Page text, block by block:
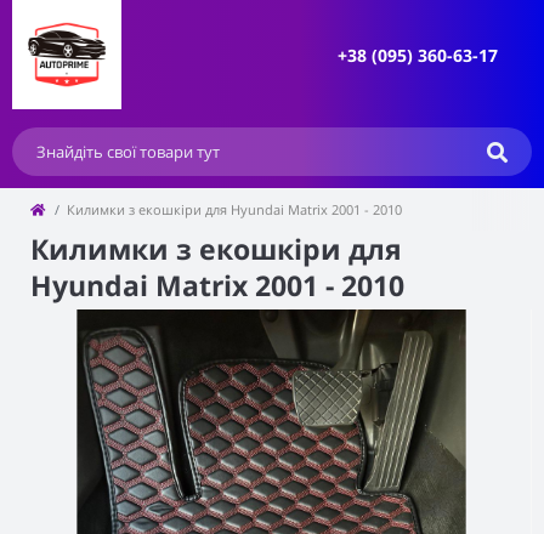
+38 (095) 360-63-17
Килимки з екошкіри для Hyundai Matrix 2001 - 2010
Килимки з екошкіри для
Hyundai Matrix 2001 - 2010